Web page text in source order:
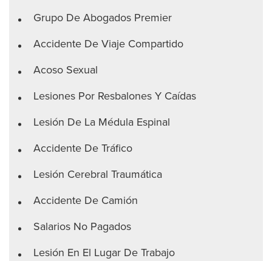
Grupo De Abogados Premier
Accidente De Viaje Compartido
Acoso Sexual
Lesiones Por Resbalones Y Caídas
Lesión De La Médula Espinal
Accidente De Tráfico
Lesión Cerebral Traumática
Accidente De Camión
Salarios No Pagados
Lesión En El Lugar De Trabajo